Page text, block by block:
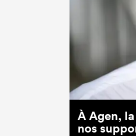
À Agen,
nos